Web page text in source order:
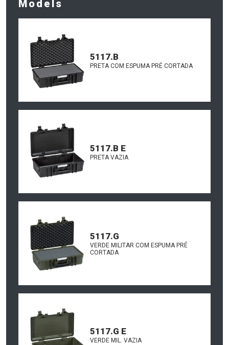
Models
5117.B
PRETA COM ESPUMA PRÉ CORTADA
5117.B E
PRETA VAZIA
5117.G
VERDE MILITAR COM ESPUMA PRÉ
CORTADA
5117.G E
VERDE MIL. VAZIA